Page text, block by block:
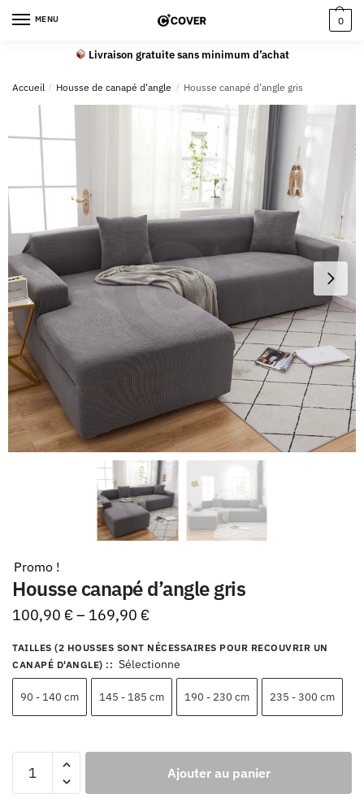
MENU 0
Livraison gratuite sans minimum d’achat
Accueil / Housse de canapé d'angle / Housse canapé d’angle gris
Promo !
Housse canapé d’angle gris
100,90 €– 169,90 €
TAILLES (2 HOUSSES SONT NÉCESSAIRES POUR RECOUVRIR UN
CANAPÉ D'ANGLE) : : Sélectionne
90 - 140 cm 145 - 185 cm 190 - 230 cm 235 - 300 cm
Ajouter au panier